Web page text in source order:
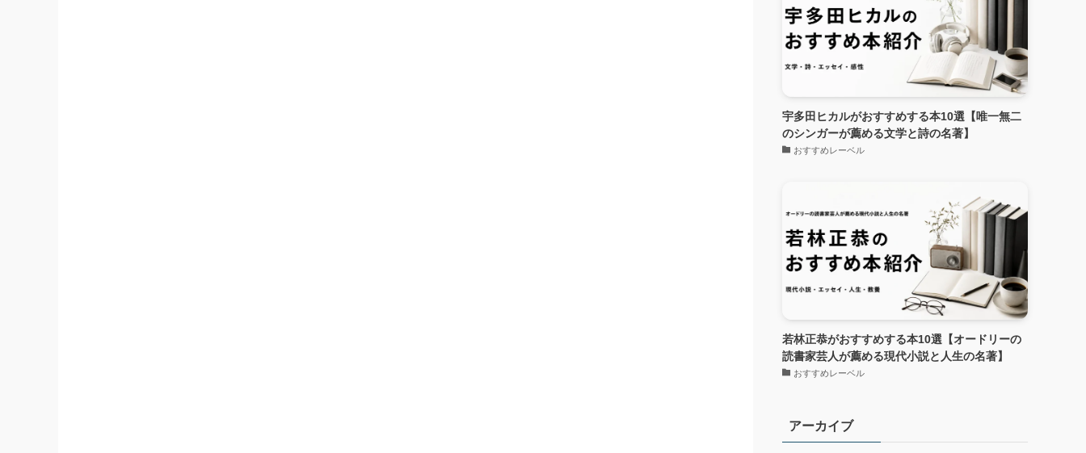
宇多田ヒカルがおすすめする本10選【唯一無二
のシンガーが薦める文学と詩の名著】
おすすめレーベル
若林正恭がおすすめする本10選【オードリーの
読書家芸人が薦める現代小説と人生の名著】
おすすめレーベル
アーカイブ